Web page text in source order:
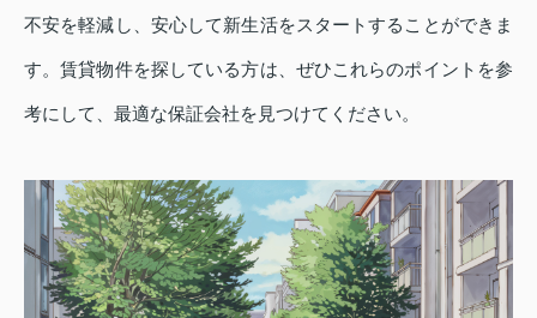
不安を軽減し、安心して新生活をスタートすることができま
す。賃貸物件を探している方は、ぜひこれらのポイントを参
考にして、最適な保証会社を見つけてください。